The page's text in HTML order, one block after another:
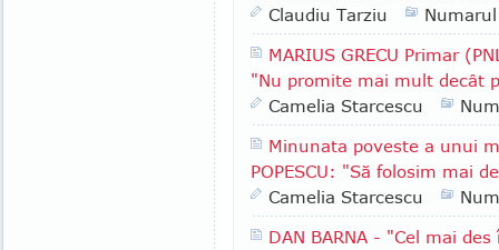
Claudiu Tarziu
MARIUS GRECU Primar
"Nu promite mai mult decât
Camelia Starcescu
Minunata poveste a unui
POPESCU: "Să folosim mai
Camelia Starcescu
DAN BARNA - "Cel mai